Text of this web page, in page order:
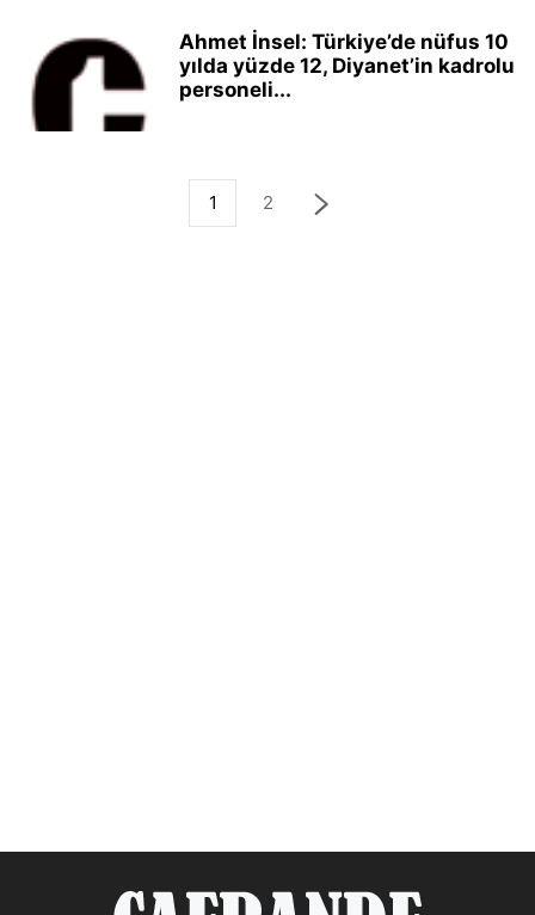
Ahmet İnsel: Türkiye’de nüfus 10
yılda yüzde 12, Diyanet’in kadrolu
personeli...
1 2